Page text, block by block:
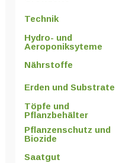
Technik
Hydro- und
Aeroponiksyteme
Nährstoffe
Erden und Substrate
Töpfe und
Pflanzbehälter
Pflanzenschutz und
Biozide
Saatgut